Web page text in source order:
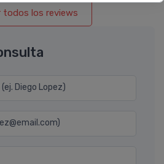
todos los reviews
Diego Lopez)